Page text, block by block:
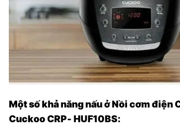
Một số khả năng nấu ở Nồi cơm điện
Cuckoo CRP- HUF10BS: